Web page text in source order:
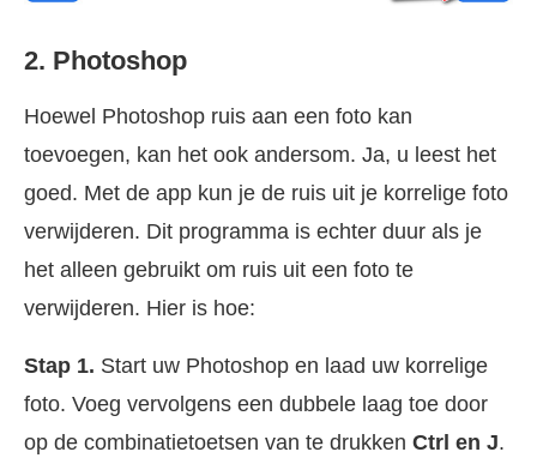
2. Photoshop
Hoewel Photoshop ruis aan een foto kan
toevoegen, kan het ook andersom. Ja, u leest het
goed. Met de app kun je de ruis uit je korrelige foto
verwijderen. Dit programma is echter duur als je
het alleen gebruikt om ruis uit een foto te
verwijderen. Hier is hoe:
Stap 1. Start uw Photoshop en laad uw korrelige
foto. Voeg vervolgens een dubbele laag toe door
op de combinatietoetsen van te drukken Ctrl en J.